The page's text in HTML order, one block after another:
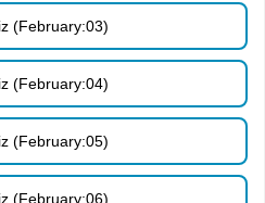
(February:03)
(February:04)
(February:05)
(February:06)